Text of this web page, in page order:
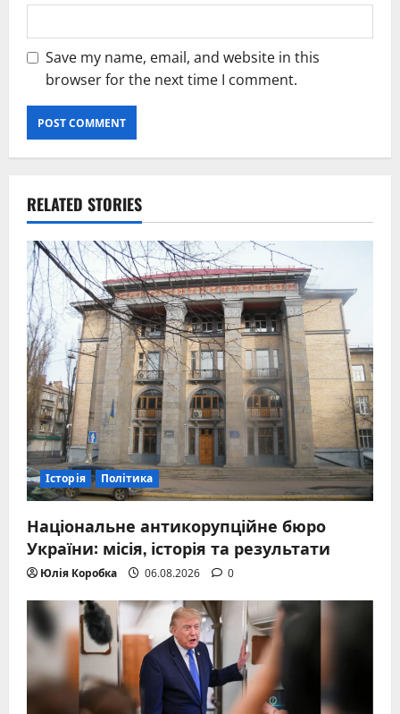
Save my name, email, and website in this
browser for the next time I comment.
RELATED STORIES
Історія Політика
Національне антикорупційне бюро
України: місія, історія та результати
Юлія Коробка 06.08.2026 0